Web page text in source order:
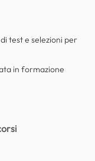
test e selezioni per
in formazione